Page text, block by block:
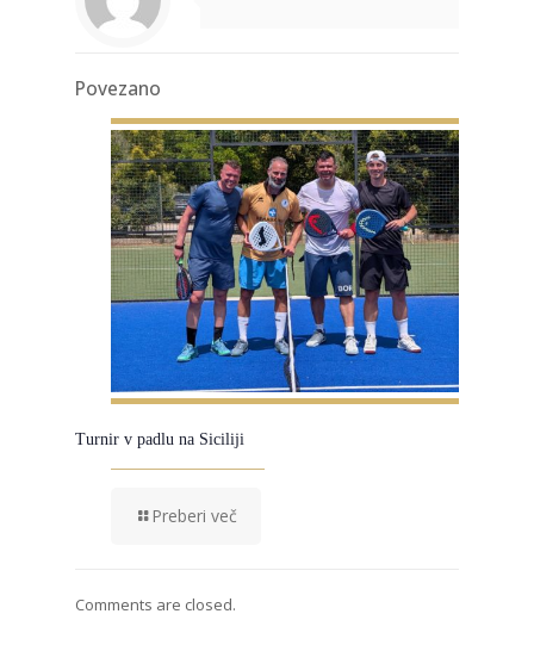
Povezano
Turnir v padlu na Siciliji
Preberi več
Comments are closed.